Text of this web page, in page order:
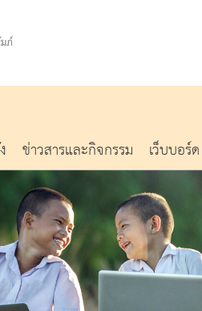
ข่าวสารและกิจกรรม เว็บบอร์ด